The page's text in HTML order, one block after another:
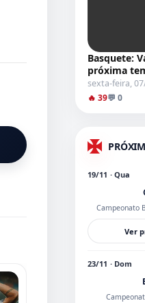
Basquete:
próxima
sexta-feira,
🔥 39💬 0
19/11 · Qua
Campeonato
Ver
23/11 · Dom